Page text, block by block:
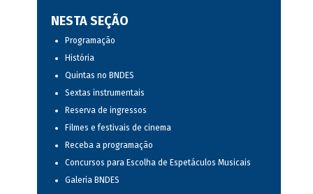
NESTA SEÇÃO
Programação
História
Quintas no BNDES
Sextas instrumentais
Reserva de ingressos
Filmes e festivais de cinema
Receba a programação
Concursos para Escolha de Espetáculos Musicais
Galeria BNDES